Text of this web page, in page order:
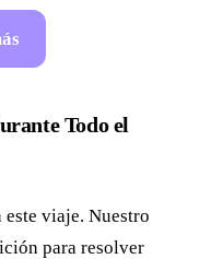
Todo el
este viaje. Nuestro
para resolver